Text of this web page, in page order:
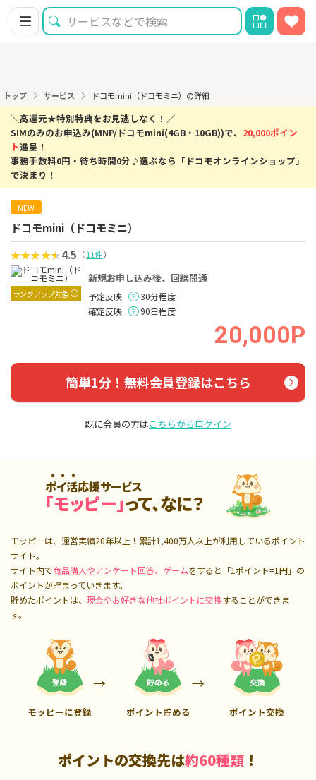
トップ サービス ドコモmini（ドコモミニ）の詳細
＼高還元★特別特典をお見逃しなく！／
SIMのみのお申込み(MNP/ドコモmini(4GB・10GB))で、 20,000ポイン
ト進呈！
事務手数料0円・待ち時間0分♪選ぶなら「ドコモオンラインショップ」
で決まり！
NEW
ドコモmini（ドコモミニ）
4.5 （11件）
ランクアップ対象
新規お申し込み後、回線開通
予定反映
30分程度
確定反映
90日程度
20,000P
簡単1分！無料会員登録はこちら
既に会員の方はこちらからログイン
ポイ活応援サービス
「モッピー」って、なに？
モッピーは、運営実績20年以上！累計1,400万人以上が利用しているポイント
サイト。
サイト内で商品購入やアンケート回答、ゲームをすると「1ポイント=1円」の
ポイントが貯まっていきます。
貯めたポイントは、 現金やお好きな他社ポイントに交換することができま
す。
モッピーに登録 ポイント貯める ポイント交換
ポイントの交換先は約60種類 ！